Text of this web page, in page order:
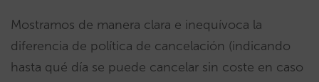
Mostramos de manera clara e inequívoca la
diferencia de política de cancelación (indicando
hasta qué día se puede cancelar sin coste en caso